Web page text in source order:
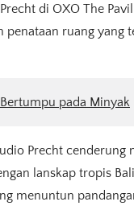
di OXO The
ruang yang
pada Minyak
Precht cenderung
lanskap tropis
menuntun